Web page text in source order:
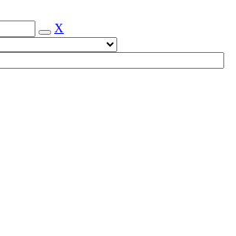
X